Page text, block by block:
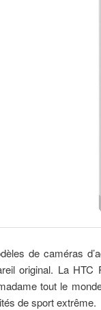
de caméras
original. La
tout le
de sport extrême.